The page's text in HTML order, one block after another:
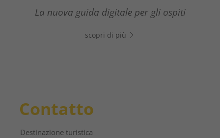
Adige - Clicca sul link, apri WhatsApp e
inizia subito a chattare!
La nuova guida digitale per gli ospiti
scopri di più
Dal rilassante escursionismo invernale
Contatto
Destinazione turistica